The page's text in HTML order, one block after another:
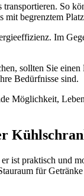
So
mit begrenztem
Im
sollten Sie
Bedürfnisse sind.
Möglichkeit,
ist praktisch und
für